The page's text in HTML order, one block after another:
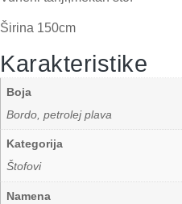
Širina 150cm
Karakteristike
Boja
Bordo ,petrolej plava
Kategorija
Štofovi
Namena